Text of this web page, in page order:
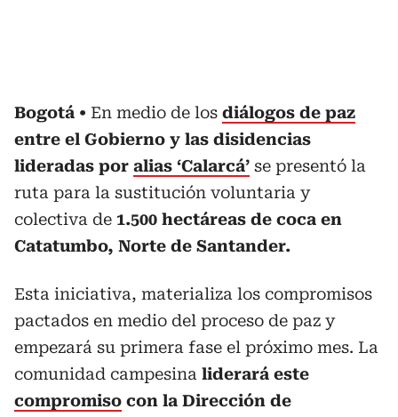
Bogotá En medio de los diálogos de paz
entre el Gobierno y las disidencias
lideradas por alias ‘Calarcá’ se presentó la
ruta para la sustitución voluntaria y
colectiva de 1.500 hectáreas de coca en
Catatumbo, Norte de Santander.
Esta iniciativa, materializa los compromisos
pactados en medio del proceso de paz y
empezará su primera fase el próximo mes. La
comunidad campesina liderará este
compromiso con la Dirección de